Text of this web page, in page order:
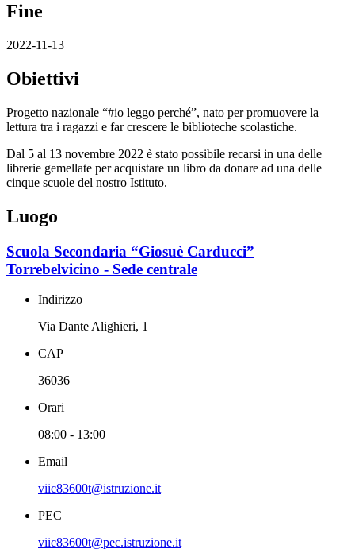
Fine
2022-11-13
Obiettivi
Progetto nazionale “#io leggo perché”, nato per promuovere la
lettura tra i ragazzi e far crescere le biblioteche scolastiche.
Dal 5 al 13 novembre 2022 è stato possibile recarsi in una delle
librerie gemellate per acquistare un libro da donare ad una delle
cinque scuole del nostro Istituto.
Luogo
Scuola Secondaria “Giosuè Carducci”
Torrebelvicino - Sede centrale
Indirizzo
Via Dante Alighieri, 1
CAP
36036
Orari
08:00 - 13:00
Email
viic83600t@istruzione.it
PEC
viic83600t@pec.istruzione.it